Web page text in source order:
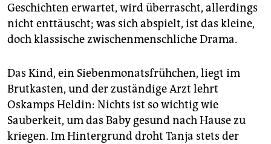
Geschichten erwartet, wird überrascht, allerdings
nicht enttäuscht; was sich abspielt, ist das kleine,
doch klassische zwischenmenschliche Drama.
Das Kind, ein Siebenmonatsfrühchen, liegt im
Brutkasten, und der zuständige Arzt lehrt
Oskamps Heldin: Nichts ist so wichtig wie
Sauberkeit, um das Baby gesund nach Hause zu
kriegen. Im Hintergrund droht Tanja stets der